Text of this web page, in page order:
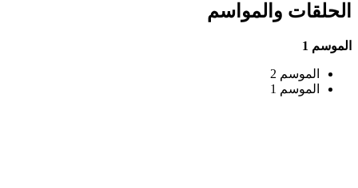
الحلقات والمواسم
الموسم 1
الموسم 2
الموسم 1